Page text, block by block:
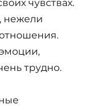
чувствах.
нежели
трудно.